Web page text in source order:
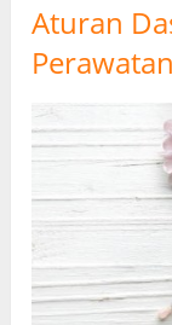
Aturan